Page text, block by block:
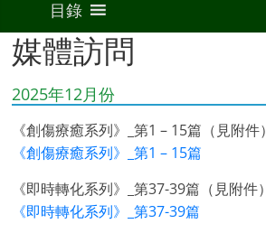
媒體訪問
2025年12月份
《創傷療癒系列》_第1 – 15篇（見附件）
《創傷療癒系列》_第1 – 15篇
《即時轉化系列》_第37-39篇（見附件）
《即時轉化系列》_第37-39篇